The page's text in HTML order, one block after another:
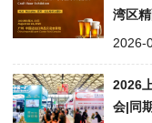
湾区
2026-
2026
会|同